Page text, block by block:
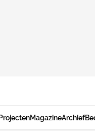
MagazineArchief